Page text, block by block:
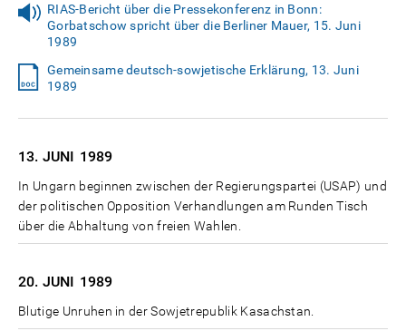
RIAS-Bericht über die Pressekonferenz in Bonn:
Gorbatschow spricht über die Berliner Mauer, 15. Juni
1989
Gemeinsame deutsch-sowjetische Erklärung, 13. Juni
1989
13. JUNI 1989
In Ungarn beginnen zwischen der Regierungspartei (USAP) und
der politischen Opposition Verhandlungen am Runden Tisch
über die Abhaltung von freien Wahlen.
20. JUNI 1989
Blutige Unruhen in der Sowjetrepublik Kasachstan.